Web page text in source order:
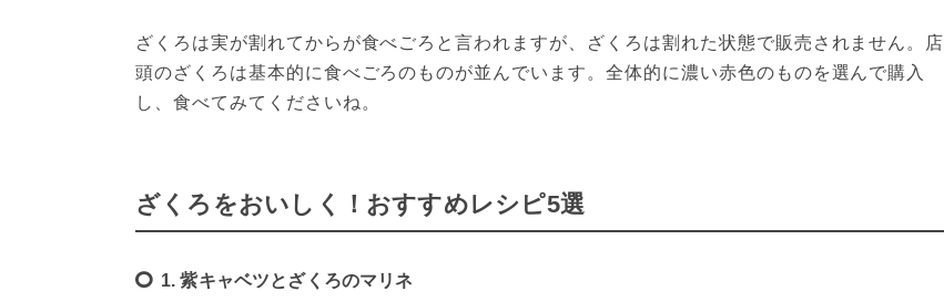
ざくろは実が割れてからが食べごろと言われますが、ざくろは割れた状態で販売されません。店
頭のざくろは基本的に食べごろのものが並んでいます。全体的に濃い赤色のものを選んで購入
し、食べてみてくださいね。
ざくろをおいしく！おすすめレシピ5選
1. 紫キャベツとざくろのマリネ